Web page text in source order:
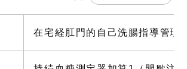
在宅経肛門的自己洗腸指導管理